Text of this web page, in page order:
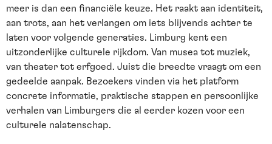
meer is dan een financiële keuze. Het raakt aan identiteit,
aan trots, aan het verlangen om iets blijvends achter te
laten voor volgende generaties. Limburg kent een
uitzonderlijke culturele rijkdom. Van musea tot muziek,
van theater tot erfgoed. Juist die breedte vraagt om een
gedeelde aanpak. Bezoekers vinden via het platform
concrete informatie, praktische stappen en persoonlijke
verhalen van Limburgers die al eerder kozen voor een
culturele nalatenschap.